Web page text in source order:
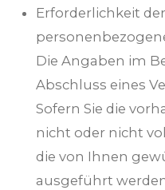
Erforderlichkeit
Die Angaben im
Abschluss eines
Sofern Sie die
nicht oder nicht
die von Ihnen
ausgeführt